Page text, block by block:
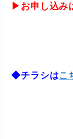
▶お申し込み
◆チラシはこ